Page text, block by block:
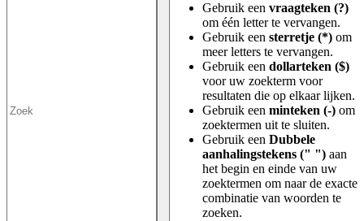
Gebruik een vraagteken (?)
om één letter te vervangen.
Gebruik een sterretje (*) om
meer letters te vervangen.
Gebruik een dollarteken ($)
voor uw zoekterm voor
resultaten die op elkaar lijken.
Gebruik een minteken (-) om
zoektermen uit te sluiten.
Gebruik een Dubbele
aanhalingstekens (" ") aan
het begin en einde van uw
zoektermen om naar de exacte
combinatie van woorden te
zoeken.